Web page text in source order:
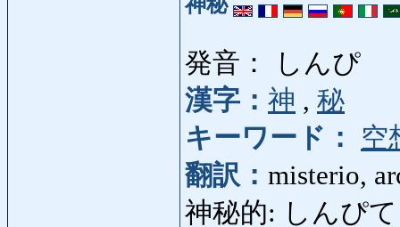
発音： しんぴ
漢字： 神 , 秘
キーワード：
空
翻訳： misterio,
神秘的: しんぴ